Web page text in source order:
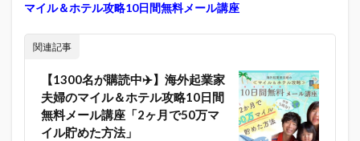
マイル＆ホテル攻略10日間無料メール講座
関連記事
【1300名が購読中✈️】海外起業家
夫婦のマイル＆ホテル攻略10日間
無料メール講座「2ヶ月で50万マ
イル貯めた方法」